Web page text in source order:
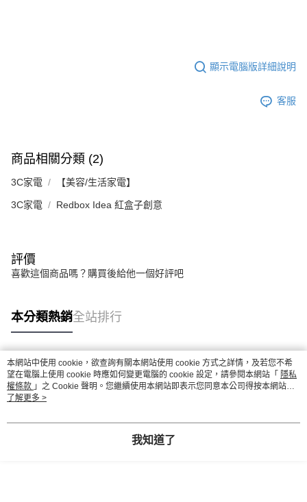
顯示電腦版詳細說明
客服
商品相關分類 (2)
3C家電 【美容/生活家電】
3C家電 Redbox Idea 紅盒子創意
評價
喜歡這個商品嗎？購買後給他一個好評吧
本分類熱銷全站排行
熱門標籤
本網站中使用 cookie，欲查詢有關本網站使用 cookie 方式之詳情，及若您不希
望在電腦上使用 cookie 時應如何變更電腦的 cookie 設定，請參閱本網站「 隱私
權條款 」之 Cookie 聲明。您繼續使用本網站即表示您同意本公司得按本網站使
用條款之 Cookie 聲明使用 cookie。
了解更多 >
我知道了